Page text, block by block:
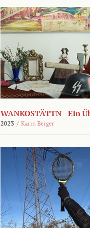
WANKOSTÄTTN - Ein
2023 / Karin Berger